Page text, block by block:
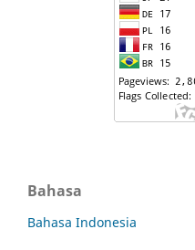
Bahasa
Bahasa Indonesia